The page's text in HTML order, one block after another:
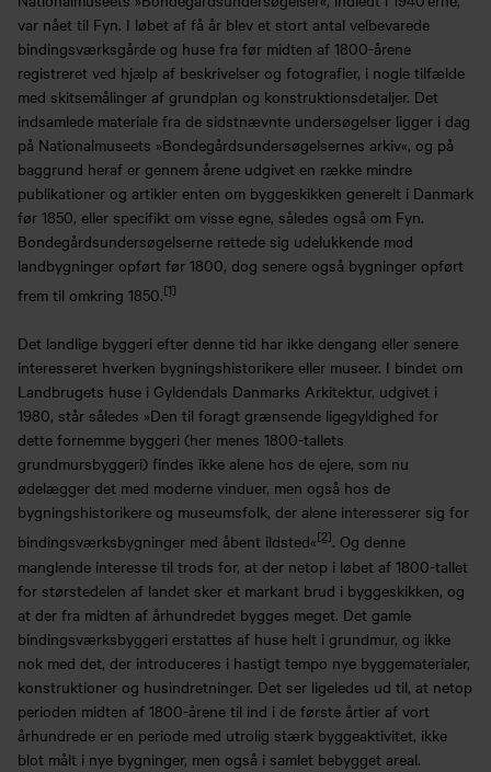
var nået til Fyn. I løbet af få år blev et stort antal velbevarede
bindingsværksgårde og huse fra før midten af 1800-årene
registreret ved hjælp af beskrivelser og fotografier, i nogle tilfælde
med skitsemålinger af grundplan og konstruktionsdetaljer. Det
indsamlede materiale fra de sidstnævnte undersøgelser ligger i dag
på Nationalmuseets »Bondegårdsundersøgelsernes arkiv«, og på
baggrund heraf er gennem årene udgivet en række mindre
publikationer og artikler enten om byggeskikken generelt i Danmark
før 1850, eller specifikt om visse egne, således også om Fyn.
Bondegårdsundersøgelserne rettede sig udelukkende mod
landbygninger opført før 1800, dog senere også bygninger opført
frem til omkring 1850.[1]
Det landlige byggeri efter denne tid har ikke dengang eller senere
interesseret hverken bygningshistorikere eller museer. I bindet om
Landbrugets huse i Gyldendals Danmarks Arkitektur, udgivet i
1980, står således »Den til foragt grænsende ligegyldighed for
dette fornemme byggeri (her menes 1800-tallets
grundmursbyggeri) findes ikke alene hos de ejere, som nu
ødelægger det med moderne vinduer, men også hos de
bygningshistorikere og museumsfolk, der alene interesserer sig for
bindingsværksbygninger med åbent ildsted«[2]. Og denne
manglende interesse til trods for, at der netop i løbet af 1800-tallet
for størstedelen af landet sker et markant brud i byggeskikken, og
at der fra midten af århundredet bygges meget. Det gamle
bindingsværksbyggeri erstattes af huse helt i grundmur, og ikke
nok med det, der introduceres i hastigt tempo nye byggematerialer,
konstruktioner og husindretninger. Det ser ligeledes ud til, at netop
perioden midten af 1800-årene til ind i de første årtier af vort
århundrede er en periode med utrolig stærk byggeaktivitet, ikke
blot målt i nye bygninger, men også i samlet bebygget areal.